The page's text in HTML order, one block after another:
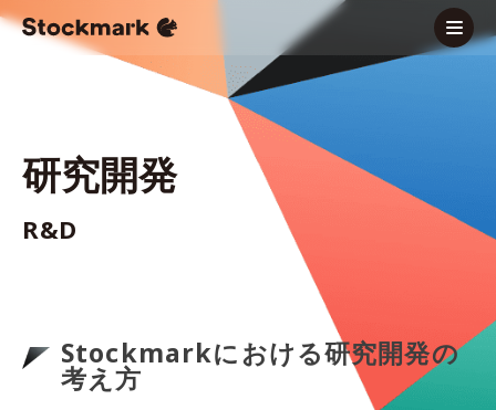
研究開発
R&D
Stockmarkにおける研究開発の
考え方